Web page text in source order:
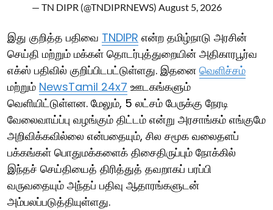
— TN DIPR (@TNDIPRNEWS) August 5, 2026
இது குறித்த பதிவை TNDIPR என்ற தமிழ்நாடு அரசின்
செய்தி மற்றும் மக்கள் தொடர்புத்துறையின் அதிகாரபூர்வ
எக்ஸ் பதிவில் குறிப்பிடபட்டுள்ளது. இதனை வெளிச்சம்
மற்றும் NewsTamil 24x7 ஊடகங்களும்
வெளியிட்டுள்ளன. மேலும், 5 லட்சம் பேருக்கு நேரடி
வேலைவாய்ப்பு வழங்கும் திட்டம் என்று அரசாங்கம் எங்குமே
அறிவிக்கவில்லை என்பதையும், சில சமூக வலைதளப்
பக்கங்கள் பொதுமக்களைக் திசைதிருப்பும் நோக்கில்
இந்தச் செய்தியைத் திரித்துத் தவறாகப் பரப்பி
வருவதையும் அந்தப் பதிவு ஆதாரங்களுடன்
அம்பலப்படுத்தியுள்ளது.